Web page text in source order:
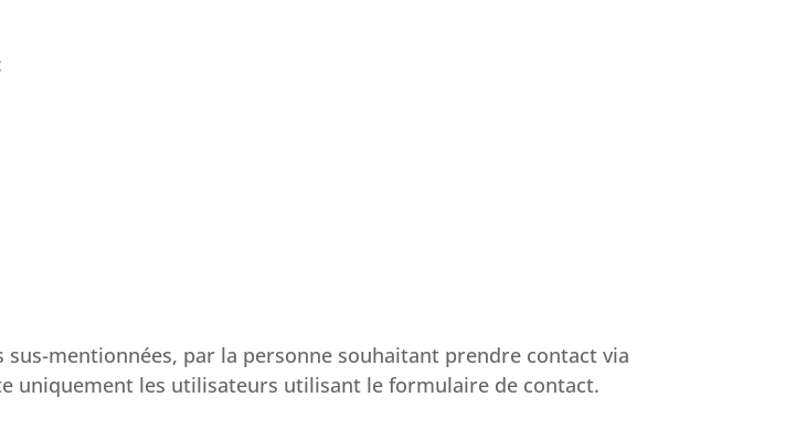
sus-mentionnées, par la personne souhaitant prendre contact via
uniquement les utilisateurs utilisant le formulaire de contact.